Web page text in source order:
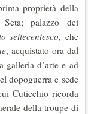
proprietà della
Seta; palazzo dei
settecentesco, che
, acquistato ora dal
galleria d’arte e ad
dopoguerra e sede
Cuticchio ricorda
della troupe di